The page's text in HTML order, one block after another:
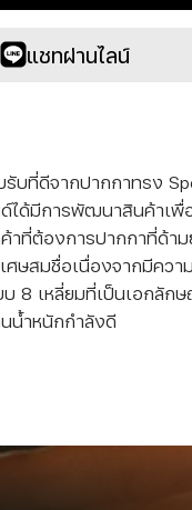
บที่ดีจากปากกาทรง
ได้มีการพัฒนาสินค้าเพื่
าที่ต้องการปากกาที่ด้าม
ษสมชื่อเนื่องจากมีควา
8 เหลี่ยมที่เป็นเอกลัก
น้ำหนักกำลังดี
แชทผ่านไลน์